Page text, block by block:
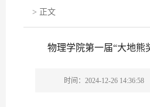
> 正文
物理学院第一届“大地熊
时间：2024-12-26 14:36:58